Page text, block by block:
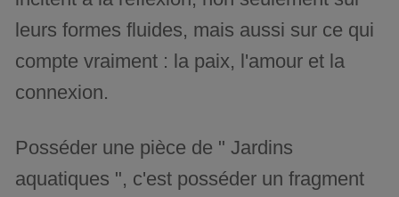
leurs formes fluides, mais aussi sur ce qui
compte vraiment : la paix, l'amour et la
connexion.
Posséder une pièce de " Jardins
aquatiques ", c'est posséder un fragment